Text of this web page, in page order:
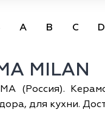
A B C D
MILAN
(Россия).
для кухни.